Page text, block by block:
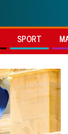
SPORT